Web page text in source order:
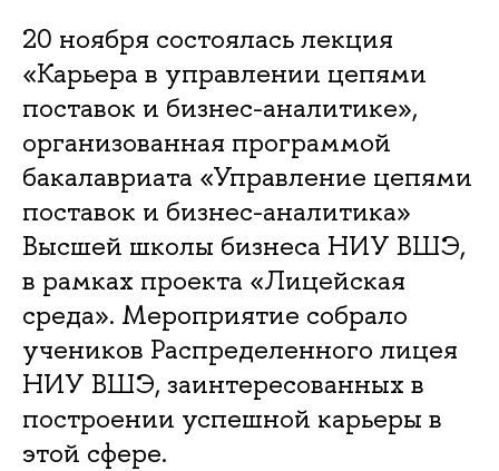
20 ноября состоялась лекция
«Карьера в управлении цепями
поставок и бизнес-аналитике»,
организованная программой
бакалавриата «Управление цепями
поставок и бизнес-аналитика»
Высшей школы бизнеса НИУ ВШЭ,
в рамках проекта «Лицейская
среда». Мероприятие собрало
учеников Распределенного лицея
НИУ ВШЭ, заинтересованных в
построении успешной карьеры в
этой сфере.